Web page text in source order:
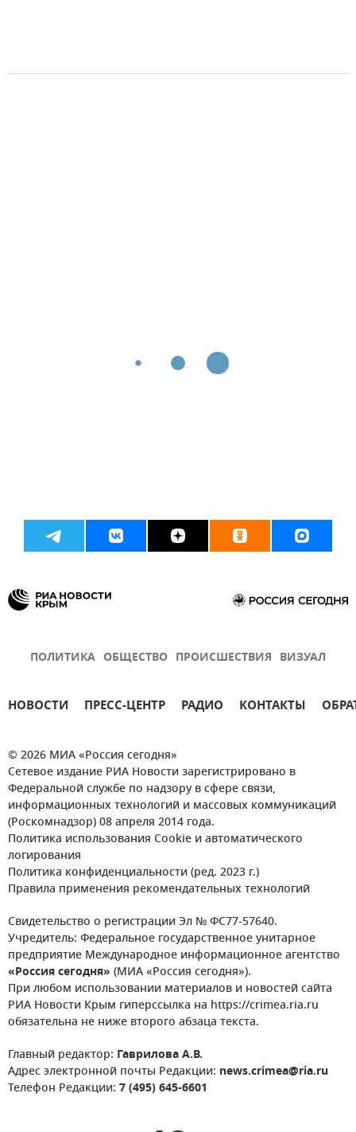
ПОЛИТИКА ОБЩЕСТВО ПРОИСШЕСТВИЯ ВИЗУАЛ
НОВОСТИ ПРЕСС-ЦЕНТР РАДИО КОНТАКТЫ
© 2026 МИА «Россия сегодня»
Сетевое издание РИА Новости зарегистрировано в
Федеральной службе по надзору в сфере связи,
информационных технологий и массовых коммуникаций
(Роскомнадзор) 08 апреля 2014 года.
Политика использования Cookie и автоматического
логирования
Политика конфиденциальности (ред. 2023 г.)
Правила применения рекомендательных технологий
Свидетельство о регистрации Эл № ФС77-57640.
Учредитель: Федеральное государственное унитарное
предприятие Международное информационное агентство
«Россия сегодня» (МИА «Россия сегодня»).
При любом использовании материалов и новостей сайта
РИА Новости Крым гиперссылка на https://crimea.ria.ru
обязательна не ниже второго абзаца текста.
Главный редактор: Гаврилова А.В.
Адрес электронной почты Редакции: news.crimea@ria.ru
Телефон Редакции: 7 (495) 645-6601